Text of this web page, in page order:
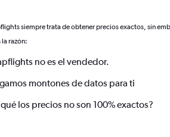
siempre trata de obtener precios exactos, sin
la razón:
no es el vendedor.
montones de datos para ti
los precios no son 100% exactos?